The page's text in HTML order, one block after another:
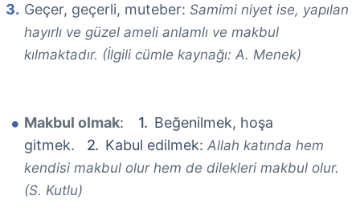
Geçer, geçerli, muteber: Samimi niyet ise, yapılan
hayırlı ve güzel ameli anlamlı ve makbul
kılmaktadır. (İlgili cümle kaynağı: A. Menek)
Makbul olmak:
Beğenilmek, hoşa
gitmek.
Kabul edilmek: Allah katında hem
kendisi makbul olur hem de dilekleri makbul olur.
(S. Kutlu)